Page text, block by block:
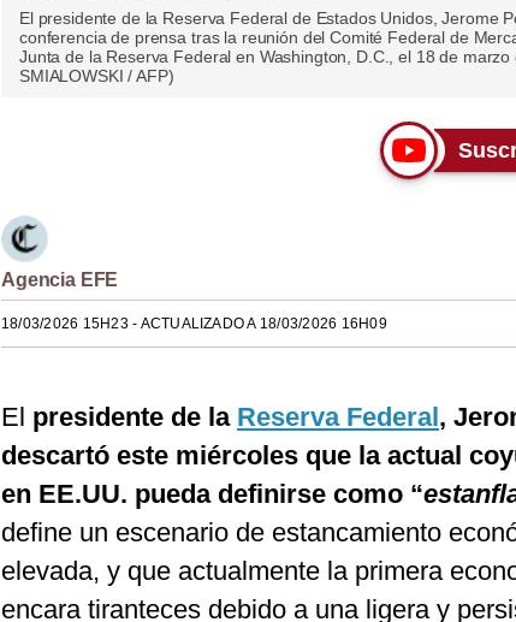
El presidente de la Reserva Federal de Estados Unidos, Jerome
conferencia de prensa tras la reunión del Comité Federal de
Junta de la Reserva Federal en Washington, D.C., el 18 de
SMIALOWSKI / AFP)
Agencia EFE
18/03/2026 15H23- ACTUALIZADO A 18/03/2026 16H09
El presidente de la Reserva Federal,
descartó este miércoles que la actual
en EE.UU. pueda definirse como “
define un escenario de estancamiento
elevada, y que actualmente la primera
encara tiranteces debido a una ligera y